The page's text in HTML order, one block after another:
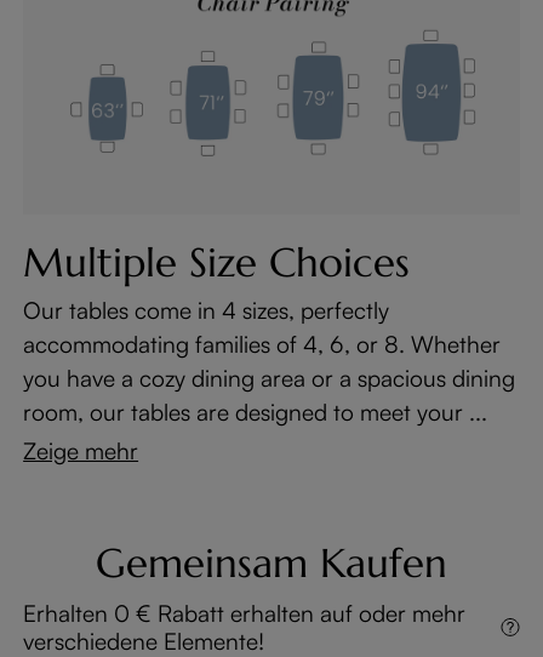
Multiple Size Choices
Our tables come in 4 sizes, perfectly
accommodating families of 4, 6, or 8. Whether
you have a cozy dining area or a spacious dining
room, our tables are designed to meet your ...
Zeige mehr
Gemeinsam Kaufen
Erhalten 0 € Rabatt erhalten auf oder mehr
verschiedene Elemente!